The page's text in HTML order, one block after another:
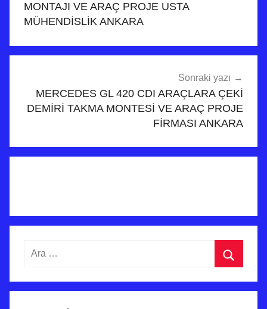
MONTAJI VE ARAÇ PROJE USTA
MÜHENDİSLİK ANKARA
Sonraki yazı
MERCEDES GL 420 CDI ARAÇLARA ÇEKİ
DEMİRİ TAKMA MONTESİ VE ARAÇ PROJE
FİRMASI ANKARA
Arama: